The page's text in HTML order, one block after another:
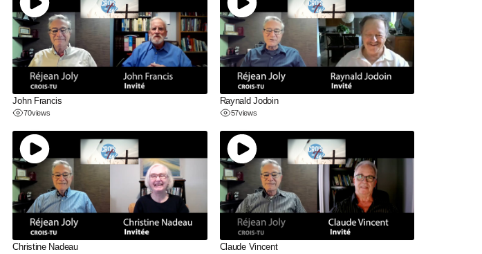
John Francis
70views
Raynald Jodoin
57views
Christine Nadeau Claude Vincent